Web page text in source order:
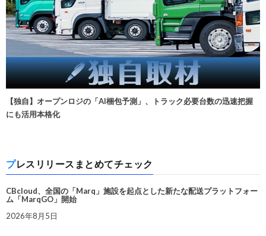
【独自】オープンロジの「AI梱包予測」、トラック必要台数の迅速把握
にも活用本格化
プレスリリースまとめてチェック
CBcloud、全国の「Marq」施設を起点とした新たな配送プラットフォー
ム「MarqGO」開始
2026年8月5日